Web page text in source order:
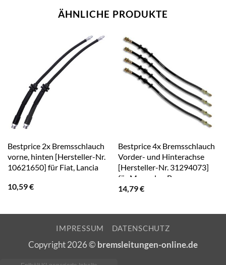
ÄHNLICHE PRODUKTE
Bestprice 2x Bremsschlauch
vorne, hinten [Hersteller-Nr.
10621650] für Fiat, Lancia
10,59€
Bestprice 4x Bremsschlauch
Vorder- und Hinterachse
[Hersteller-Nr. 31294073]
für Mercedes-Benz
14,79€
IMPRESSUM DATENSCHUTZ
Copyright 2026 © bremsleitungen-online.de